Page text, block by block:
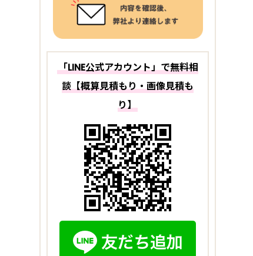
「LINE公式アカウント」で無料相
談【概算見積もり・画像見積も
り】